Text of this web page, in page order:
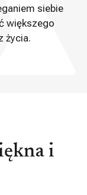
siebie
większego
życia.
i